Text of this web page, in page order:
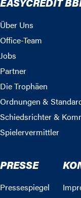
Über Uns
Office-Team
Jobs
Partner
Die Trophäen
Ordnungen &
Schiedsrichter &
Spielervermittler
PRESSE
Pressespiegel